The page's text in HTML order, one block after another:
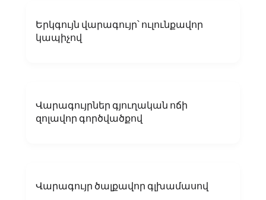
Երկգույն վարագույր՝ ուլունքավոր
կապիչով
Վարագույրներ գյուղական ոճի
զոլավոր գործվածքով
Վարագույր ծալքավոր գլխամասով